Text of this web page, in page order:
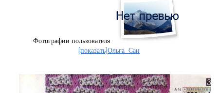
Фотографии пользователя
[показать]Ольга_Сан